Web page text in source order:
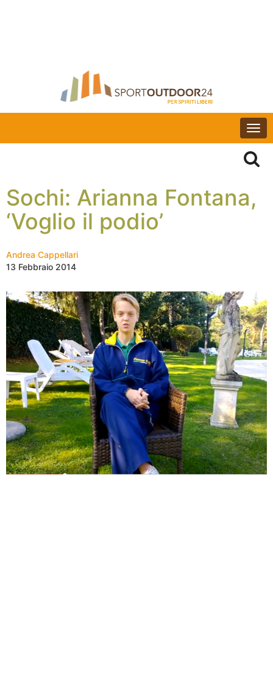
Sochi: Arianna Fontana,
‘Voglio il podio’
Andrea Cappellari
13 Febbraio 2014